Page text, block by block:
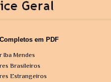
em PDF
Iba Mendes
Brasileiros
Estrangeiros